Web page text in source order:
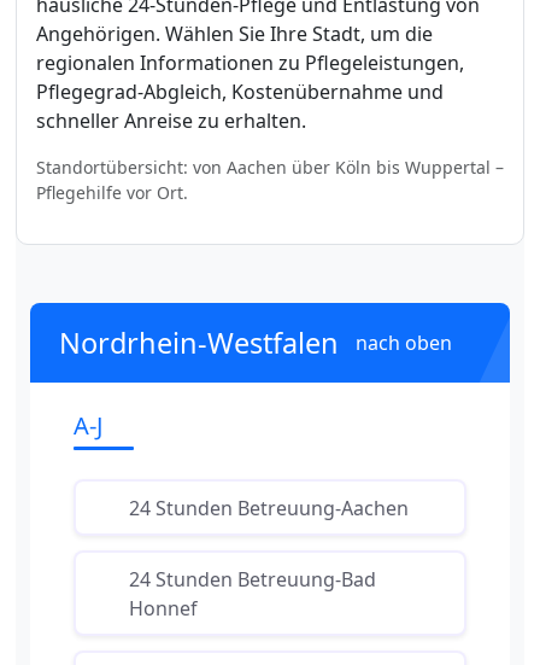
Angehörigen. Wählen Sie Ihre Stadt, um die
regionalen Informationen zu Pflegeleistungen,
Pflegegrad-Abgleich, Kostenübernahme und
schneller Anreise zu erhalten.
Standortübersicht: von Aachen über Köln bis Wuppertal –
Pflegehilfe vor Ort.
Nordrhein-Westfalen nach oben
A-J
24 Stunden Betreuung-Aachen
24 Stunden Betreuung-Bad
Honnef